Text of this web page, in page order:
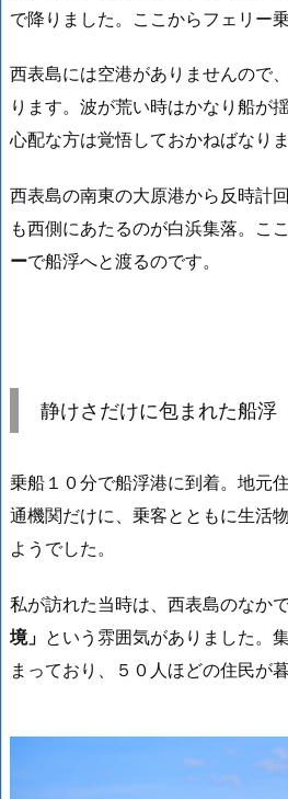
で降りました。ここからフェリー
西表島には空港がありませんので
ります。波が荒い時はかなり船が
心配な方は覚悟しておかねばなり
西表島の南東の大原港から反時計
も西側にあたるのが白浜集落。こ
ーで船浮へと渡るのです。
静けさだけに包まれた船浮
乗船１０分で船浮港に到着。地元
通機関だけに、乗客とともに生活
ようでした。
私が訪れた当時は、西表島のなか
境」 という雰囲気がありました。
まっており、５０人ほどの住民が